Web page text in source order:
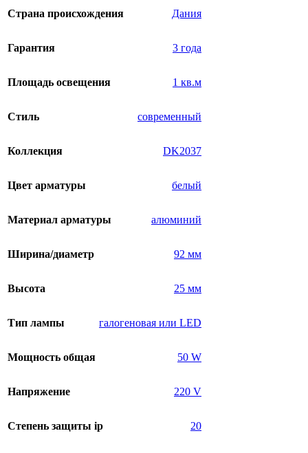
Страна происхождения Дания
Гарантия 3 года
Площадь освещения 1 кв.м
Стиль современный
Коллекция DK2037
Цвет арматуры белый
Материал арматуры алюминий
Ширина/диаметр 92 мм
Высота 25 мм
Тип лампы галогеновая или LED
Мощность общая 50 W
Напряжение 220 V
Степень защиты ip 20